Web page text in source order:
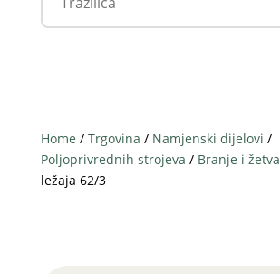
Home / Trgovina / Namjenski dijelovi /
Poljoprivrednih strojeva / Branje i žetva
ležaja 62/3